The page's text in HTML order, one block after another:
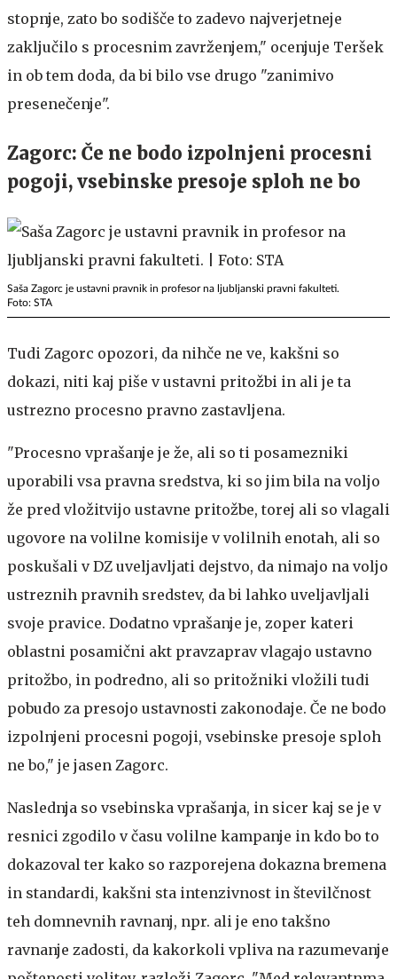
stopnje, zato bo sodišče to zadevo najverjetneje
zaključilo s procesnim zavrženjem," ocenjuje Teršek
in ob tem doda, da bi bilo vse drugo "zanimivo
presenečenje".
Zagorc: Če ne bodo izpolnjeni procesni
pogoji, vsebinske presoje sploh ne bo
Saša Zagorc je ustavni pravnik in profesor na ljubljanski pravni fakulteti.
Foto: STA
Tudi Zagorc opozori, da nihče ne ve, kakšni so
dokazi, niti kaj piše v ustavni pritožbi in ali je ta
ustrezno procesno pravno zastavljena.
"Procesno vprašanje je že, ali so ti posamezniki
uporabili vsa pravna sredstva, ki so jim bila na voljo
že pred vložitvijo ustavne pritožbe, torej ali so vlagali
ugovore na volilne komisije v volilnih enotah, ali so
poskušali v DZ uveljavljati dejstvo, da nimajo na voljo
ustreznih pravnih sredstev, da bi lahko uveljavljali
svoje pravice. Dodatno vprašanje je, zoper kateri
oblastni posamični akt pravzaprav vlagajo ustavno
pritožbo, in podredno, ali so pritožniki vložili tudi
pobudo za presojo ustavnosti zakonodaje. Če ne bodo
izpolnjeni procesni pogoji, vsebinske presoje sploh
ne bo," je jasen Zagorc.
Naslednja so vsebinska vprašanja, in sicer kaj se je v
resnici zgodilo v času volilne kampanje in kdo bo to
dokazoval ter kako so razporejena dokazna bremena
in standardi, kakšni sta intenzivnost in številčnost
teh domnevnih ravnanj, npr. ali je eno takšno
ravnanje zadosti, da kakorkoli vpliva na razumevanje